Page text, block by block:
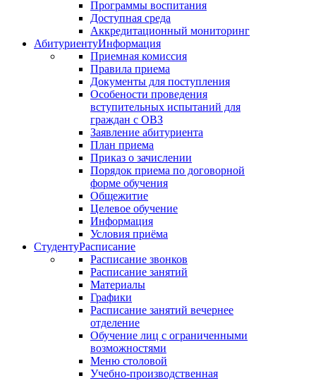
Программы воспитания
Доступная среда
Аккредитационный мониторинг
АбитуриентуИнформация
Приемная комиссия
Правила приема
Документы для поступления
Особености проведения
вступительных испытаний для
граждан с ОВЗ
Заявление абитуриента
План приема
Приказ о зачислении
Порядок приема по договорной
форме обучения
Общежитие
Целевое обучение
Информация
Условия приёма
СтудентуРасписание
Расписание звонков
Расписание занятий
Материалы
Графики
Расписание занятий вечернее
отделение
Обучение лиц с ограниченными
возможностями
Меню столовой
Учебно-производственная